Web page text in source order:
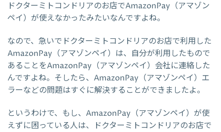
ドクターミトコンドリアのお店でAmazonPay（アマゾン
ペイ）が使えなかったみたいなんですよね。
なので、急いでドクターミトコンドリアのお店で利用した
AmazonPay（アマゾンペイ）は、自分が利用したもので
あることをAmazonPay（アマゾンペイ）会社に連絡した
んですよね。そしたら、AmazonPay（アマゾンペイ）エ
ラーなどの問題はすぐに解決することができましたよ。
というわけで、もし、AmazonPay（アマゾンペイ）が使
えずに困っている人は、ドクターミトコンドリアのお店で